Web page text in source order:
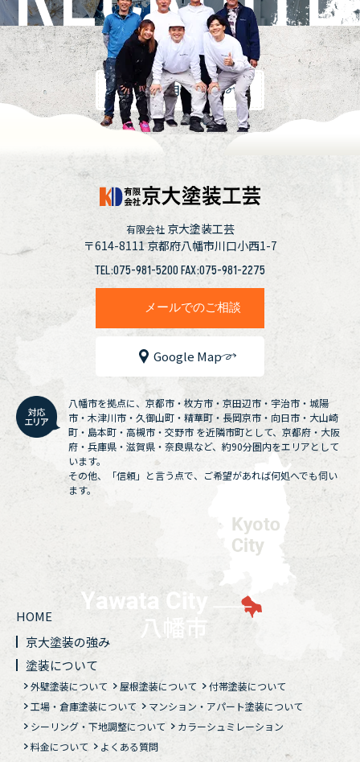
採用情報
有限会社 京大塗装工芸
〒614-8111京都府八幡市川口小西1-7
TEL:075-981-5200 FAX:075-981-2275
メールでのご相談
Google Map
八幡市を拠点に、京都市・枚方市・京田辺市・宇治市・城陽
市・木津川市・久御山町・精華町・長岡京市・向日市・大山崎
町・島本町・高槻市・交野市 を近隣市町として、京都府・大阪
府・兵庫県・滋賀県・奈良県など、約90分圏内をエリアとして
います。
その他、「信頼」と言う点で、ご希望があれば何処へでも伺い
ます。
HOME
京大塗装の強み
塗装について
外壁塗装について 屋根塗装について
付帯塗装について
工場・倉庫塗装について
マンション・アパート塗装について
シーリング・下地調整について
カラーシュミレーション
料金について
よくある質問